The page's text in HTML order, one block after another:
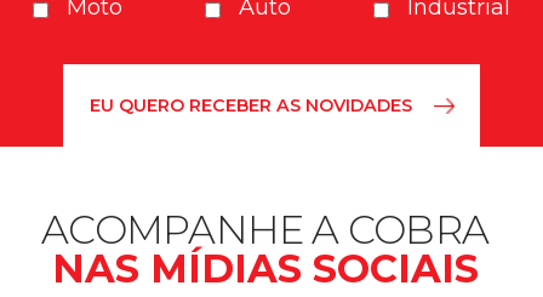
Moto Auto Industrial
ACOMPANHE A COBRA
NAS MÍDIAS SOCIAIS